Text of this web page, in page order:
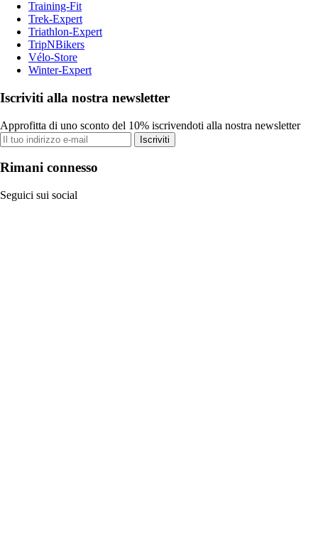
Training-Fit
Trek-Expert
Triathlon-Expert
TripNBikers
Vélo-Store
Winter-Expert
Iscriviti alla nostra newsletter
Approfitta di uno sconto del 10% iscrivendoti alla nostra newsletter
Iscriviti
Rimani connesso
Seguici sui social